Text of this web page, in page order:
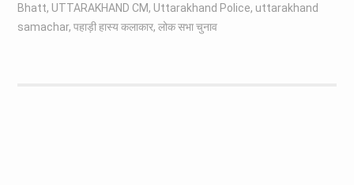
Bhatt, UTTARAKHAND CM, Uttarakhand Police, uttarakhand
samachar, पहाड़ी हास्य कलाकार, लोक सभा चुनाव